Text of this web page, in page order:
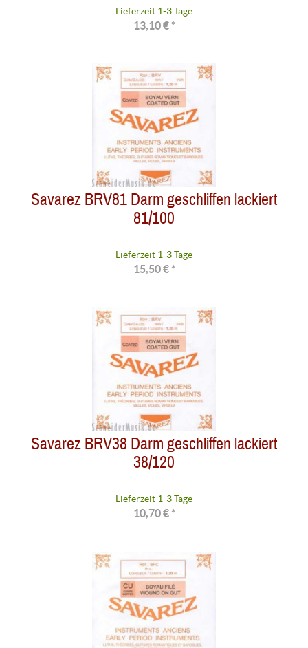
Lieferzeit 1-3 Tage
13,10 € *
Savarez BRV81 Darm geschliffen lackiert
81/100
Lieferzeit 1-3 Tage
15,50 € *
Savarez BRV38 Darm geschliffen lackiert
38/120
Lieferzeit 1-3 Tage
10,70 € *